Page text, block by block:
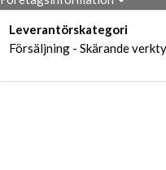
Leverantörskategori
Försäljning - Skärande